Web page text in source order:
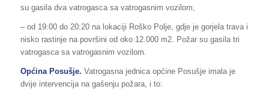
su gasila dva vatrogasca sa vatrogasnim vozilom,
– od 19:00 do 20:20 na lokaciji Roško Polje, gdje je gorjela trava i
nisko rastinje na površini od oko 12.000 m2. Požar su gasila tri
vatrogasca sa vatrogasnim vozilom.
Općina Posušje. Vatrogasna jednica općine Posušje imala je
dvije intervencija na gašenju požara, i to: